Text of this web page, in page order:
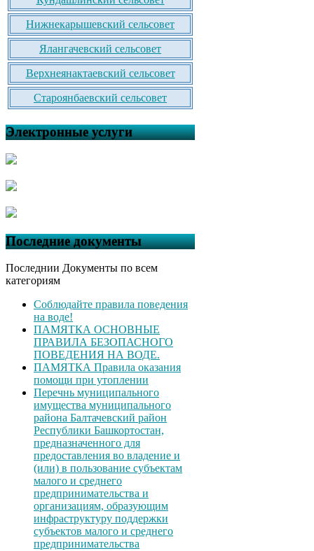
Нижнекарышевский сельсовет
Ялангачевский сельсовет
Верхнеянактаевский сельсовет
Староянбаевский сельсовет
Электронные услуги
Последние документы
Последнии Документы по всем
категориям
Соблюдайте правила поведения
на воде!
ПАМЯТКА ОСНОВНЫЕ
ПРАВИЛА БЕЗОПАСНОГО
ПОВЕДЕНИЯ НА ВОДЕ.
ПАМЯТКА Правила оказания
помощи при утоплении
Перечнь муниципального
имущества муниципального
района Балтачевский район
Республики Башкортостан,
предназначенного для
предоставления во владение и
(или) в пользование субъектам
малого и среднего
предпринимательства и
организациям, образующим
инфраструктуру поддержки
субъектов малого и среднего
предпринимательства